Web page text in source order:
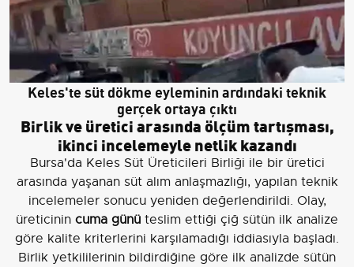
Keles'te süt dökme eyleminin ardındaki teknik
gerçek ortaya çıktı
Birlik ve üretici arasında ölçüm tartışması,
ikinci incelemeyle netlik kazandı
Bursa'da Keles Süt Üreticileri Birliği ile bir üretici
arasında yaşanan süt alım anlaşmazlığı, yapılan teknik
incelemeler sonucu yeniden değerlendirildi. Olay,
üreticinin cuma günü teslim ettiği çiğ sütün ilk analize
göre kalite kriterlerini karşılamadığı iddiasıyla başladı.
Birlik yetkililerinin bildirdiğine göre ilk analizde sütün